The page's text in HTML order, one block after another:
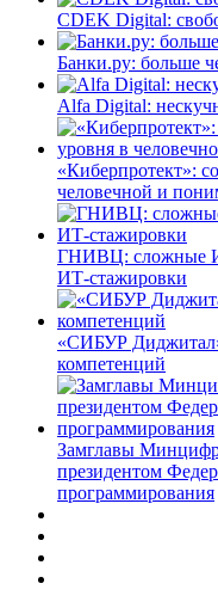
CDEK Digital:
Банки.ру: больше
Alfa Digital:
«Киберпротект»:
человечной и
ГНИВЦ: сложные
ИТ‑стажировки
«СИБУР
компетенций
Замглавы
президентом
программирования